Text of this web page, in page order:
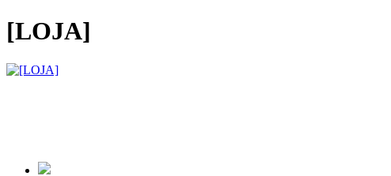
[LOJA]